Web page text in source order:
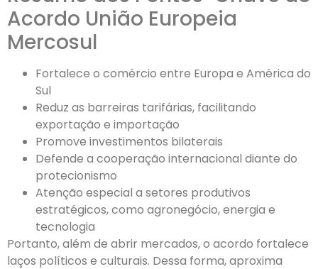
Acordo União Europeia
Mercosul
Fortalece o comércio entre Europa e América do
Sul
Reduz as barreiras tarifárias, facilitando
exportação e importação
Promove investimentos bilaterais
Defende a cooperação internacional diante do
protecionismo
Atenção especial a setores produtivos
estratégicos, como agronegócio, energia e
tecnologia
Portanto, além de abrir mercados, o acordo fortalece
laços políticos e culturais. Dessa forma, aproxima